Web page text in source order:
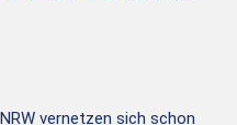
vernetzen sich schon